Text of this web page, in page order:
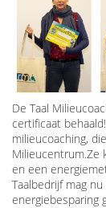
De Taal
certificaat
milieucoaching,
Milieucentrum.Ze
en een
Taalbedrijf mag
energiebesparing